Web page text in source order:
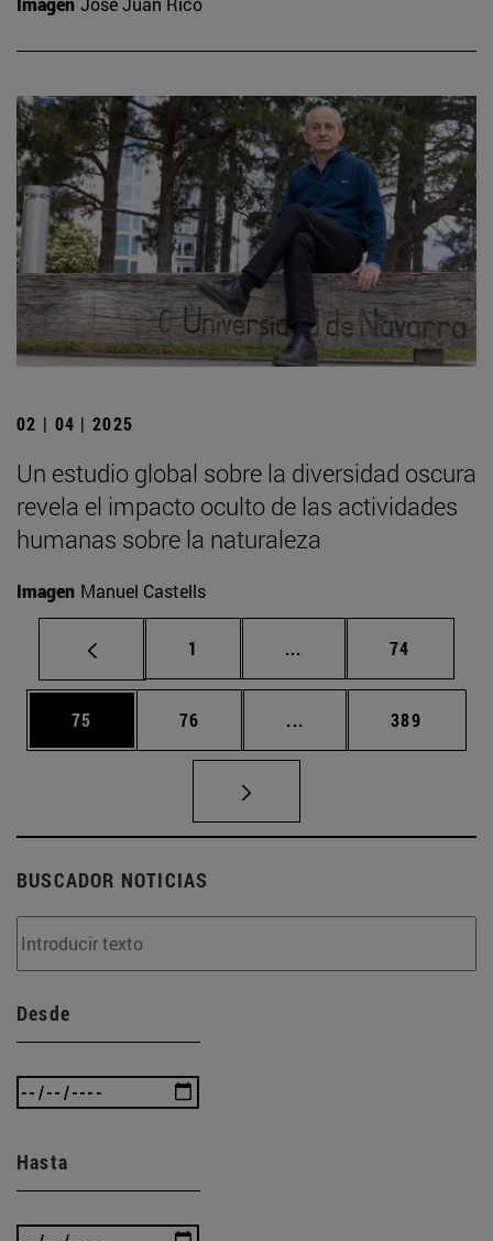
02 | 04 | 2025
Un estudio global sobre la diversidad oscura
revela el impacto oculto de las actividades
humanas sobre la naturaleza
Imagen Manuel Castells
Página
1 ... Páginas intermedias
Página
74
Página
75 Página
76 ... Páginas intermedias
Página
389
BUSCADOR NOTICIAS
Desde
Hasta